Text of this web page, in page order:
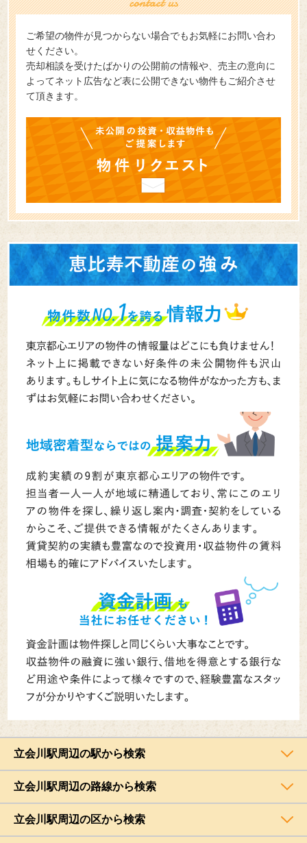
ご希望の物件が見つからない場合でもお気軽にお問い合わ
せください。
売却相談を受けたばかりの公開前の情報や、売主の意向に
よってネット広告など表に公開できない物件もご紹介させ
て頂きます。
立会川駅周辺の駅から検索
立会川駅周辺の路線から検索
立会川駅周辺の区から検索